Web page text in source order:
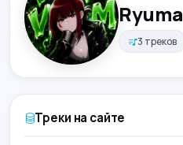
Ryuma
3 треков
Треки на сайте